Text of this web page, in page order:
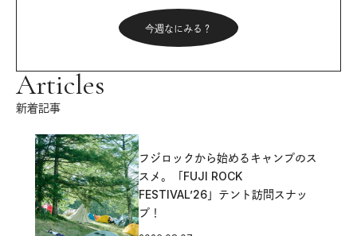
今週なにみる？
Articles
新着記事
フジロックから始めるキャンプのス
スメ。「FUJI ROCK
FESTIVAL’26」テント訪問スナッ
プ！